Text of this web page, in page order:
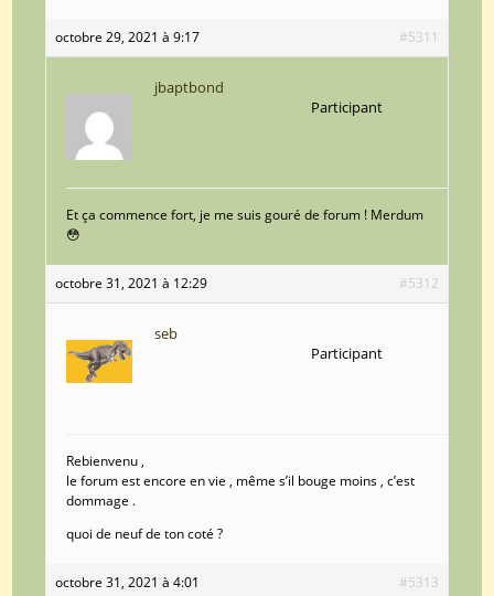
octobre 29, 2021 à 9:17 #5311
jbaptbond
Participant
Et ça commence fort, je me suis gouré de forum ! Merdum
😳
octobre 31, 2021 à 12:29 #5312
seb
Participant
Rebienvenu ,
le forum est encore en vie , même s’il bouge moins , c’est
dommage .
quoi de neuf de ton coté ?
octobre 31, 2021 à 4:01 #5313